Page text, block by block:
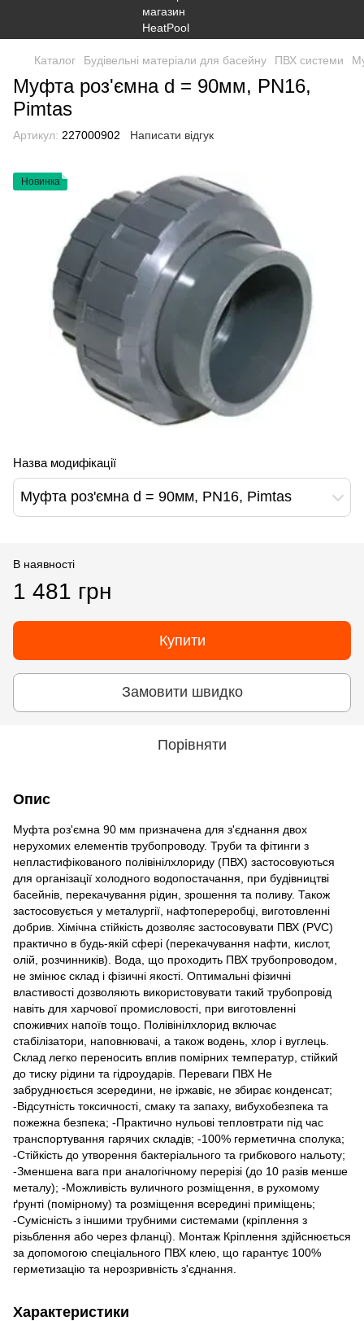
Каталог Будівельні матеріали для басейну ПВХ системи
Муфта роз'ємна d = 90мм, PN16,
Pimtas
Артикул: 227000902 Написати відгук
Новинка
Назва модифікації
Муфта роз'ємна d = 90мм, PN16, Pimtas
В наявності
1 481 грн
Купити
Замовити швидко
Порівняти
Опис
Муфта роз'ємна 90 мм призначена для з'єднання двох
нерухомих елементів трубопроводу. Труби та фітинги з
непластифікованого полівінілхлориду (ПВХ) застосовуються
для організації холодного водопостачання, при будівництві
басейнів, перекачування рідин, зрошення та поливу. Також
застосовується у металургії, нафтопереробці, виготовленні
добрив. Хімічна стійкість дозволяє застосовувати ПВХ (PVC)
практично в будь-якій сфері (перекачування нафти, кислот,
олій, розчинників). Вода, що проходить ПВХ трубопроводом,
не змінює склад і фізичні якості. Оптимальні фізичні
властивості дозволяють використовувати такий трубопровід
навіть для харчової промисловості, при виготовленні
споживчих напоїв тощо. Полівінілхлорид включає
стабілізатори, наповнювачі, а також водень, хлор і вуглець.
Склад легко переносить вплив помірних температур, стійкий
до тиску рідини та гідроударів. Переваги ПВХ Не
забруднюється зсередини, не іржавіє, не збирає конденсат;
-Відсутність токсичності, смаку та запаху, вибухобезпека та
пожежна безпека; -Практично нульові тепловтрати під час
транспортування гарячих складів; -100% герметична сполука;
-Стійкість до утворення бактеріального та грибкового нальоту;
-Зменшена вага при аналогічному перерізі (до 10 разів менше
металу); -Можливість вуличного розміщення, в рухомому
ґрунті (помірному) та розміщення всередині приміщень;
-Сумісність з іншими трубними системами (кріплення з
різьблення або через фланці). Монтаж Кріплення здійснюється
за допомогою спеціального ПВХ клею, що гарантує 100%
герметизацію та нерозривність з'єднання.
Характеристики